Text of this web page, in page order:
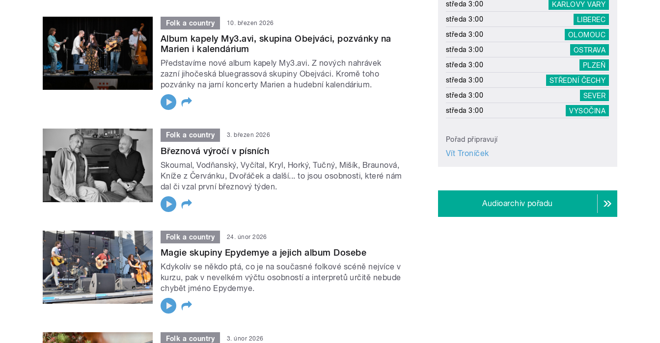
Folk a country 10. březen 2026
Album kapely My3.avi, skupina Obejváci, pozvánky na
Marien i kalendárium
Představíme nové album kapely My3.avi. Z nových nahrávek
zazní jihočeská bluegrassová skupiny Obejváci. Kromě toho
pozvánky na jarní koncerty Marien a hudební kalendárium.
Folk a country 3. březen 2026
Březnová výročí v písních
Skoumal, Vodňanský, Vyčítal, Kryl, Horký, Tučný, Mišík, Braunová,
Kníže z Červánku, Dvořáček a další... to jsou osobnosti, které nám
dal či vzal první březnový týden.
Folk a country 24. únor 2026
Magie skupiny Epydemye a jejich album Dosebe
Kdykoliv se někdo ptá, co je na současné folkové scéně nejvíce v
kurzu, pak v nevelkém výčtu osobností a interpretů určitě nebude
chybět jméno Epydemye.
Folk a country 3. únor 2026
středa 3:00
KARLOVY VARY
středa 3:00
LIBEREC
středa 3:00
OLOMOUC
středa 3:00
OSTRAVA
středa 3:00
PLZEŇ
středa 3:00
STŘEDNÍ ČECHY
středa 3:00
SEVER
středa 3:00
VYSOČINA
Pořad připravují
Vít Troníček
Audioarchiv pořadu